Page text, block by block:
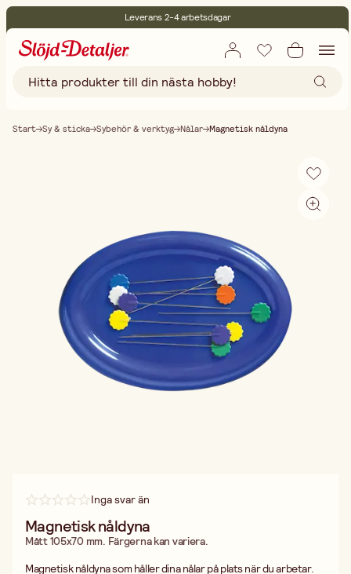
Leverans 2-4 arbetsdagar
Fri frakt vid köp över 499:-
Start Sy & sticka Sybehör & verktyg Nålar Magnetisk nåldyna
Inga svar än
Magnetisk nåldyna
Mått 105x70 mm. Färgerna kan variera.
Magnetisk nåldyna som håller dina nålar på plats när du arbetar.